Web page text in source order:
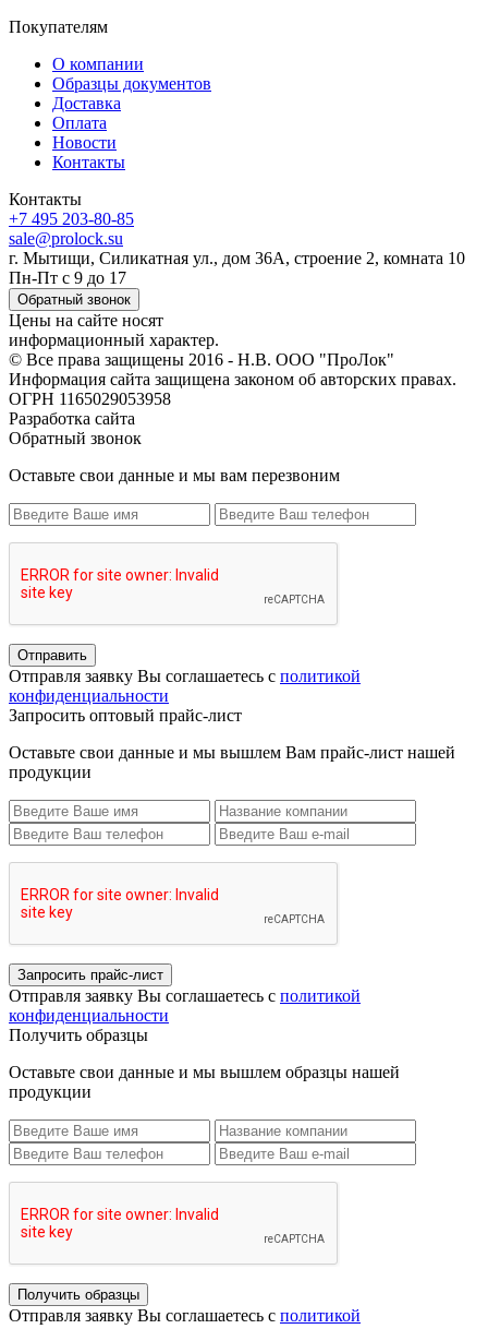
Покупателям
О компании
Образцы документов
Доставка
Оплата
Новости
Контакты
Контакты
+7 495 203-80-85
sale@prolock.su
г. Мытищи, Силикатная ул., дом 36А, строение 2, комната 10
Пн-Пт с 9 до 17
Обратный звонок
Цены на сайте носят
информационный характер.
© Все права защищены 2016 - Н.В. ООО "ПроЛок"
Информация сайта защищена законом об авторских правах.
ОГРН 1165029053958
Разработка сайта
Обратный звонок
Оставьте свои данные и мы вам перезвоним
Отправить
Отправля заявку Вы соглашаетесь с политикой
конфиденциальности
Запросить оптовый прайс-лист
Оставьте свои данные и мы вышлем Вам прайс-лист нашей
продукции
Запросить прайс-лист
Отправля заявку Вы соглашаетесь с политикой
конфиденциальности
Получить образцы
Оставьте свои данные и мы вышлем образцы нашей
продукции
Получить образцы
Отправля заявку Вы соглашаетесь с политикой